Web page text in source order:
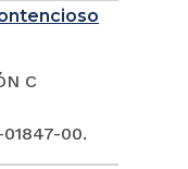
C
01847-00.